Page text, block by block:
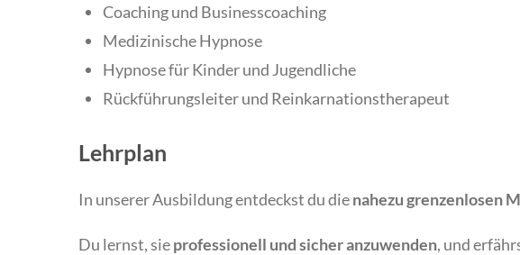
Coaching und Businesscoaching
Medizinische Hypnose
Hypnose für Kinder und Jugendliche
Rückführungsleiter und Reinkarnationstherapeut
Lehrplan
In unserer Ausbildung entdeckst du dienahezu grenzenlosen
Du lernst, sieprofessionell und sicher anzuwenden, und